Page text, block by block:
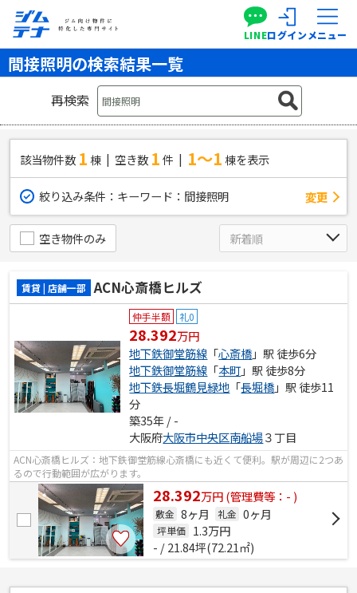
LINEログインメニュー
間接照明の検索結果一覧
再検索
該当物件数 1棟 空き数 1件 1～1棟を表示
絞り込み条件： キーワード：間接照明 変更
空き物件のみ
賃貸 | 店舗一部 ACN心斎橋ヒルズ
仲手半額 礼0
28.392万円
地下鉄御堂筋線 「心斎橋」駅 徒歩6分
地下鉄御堂筋線 「本町」駅 徒歩8分
地下鉄長堀鶴見緑地 「長堀橋」駅 徒歩11
分
築35年 / -
大阪府大阪市中央区南船場３丁目
ACN心斎橋ヒルズ：地下鉄御堂筋線心斎橋にも近くて便利。駅が周辺に2つあ
るので行動範囲が広がります。
28.392万円(管理費等：- )
敷金 8ヶ月 礼金 0ヶ月
坪単価 1.3万円
- / 21.84坪(72.21㎡)